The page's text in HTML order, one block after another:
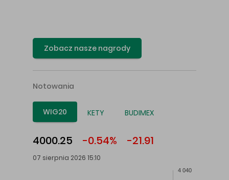
Zobacz nasze nagrody
Notowania
WIG20 KETY BUDIMEX
4000.25 -0.54% -21.91
07 sierpnia 2026 15:10
4 040